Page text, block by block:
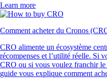
Learn more
Comment acheter du Cronos
CRO alimente un écosystème
récompenses et l’utilité réelle. Si
CRO ou si vous voulez franchir le
guide vous explique comment